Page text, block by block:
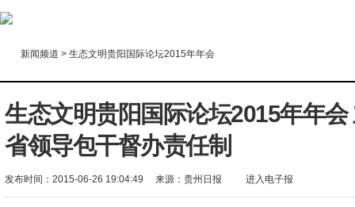
新闻频道 > 生态文明贵阳国际论坛2015年年会
生态文明贵阳国际论坛2015年年
省领导包干督办责任制
发布时间：2015-06-26 19:04:49 来源：贵州日报 进入电子报